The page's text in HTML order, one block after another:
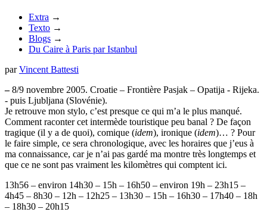
Extra →
Texto →
Blogs →
Du Caire à Paris par Istanbul
parVincent Battesti
–8/9 novembre 2005. Croatie – Frontière Pasjak – Opatija - Rijeka.
- puis Ljubljana (Slovénie).
Je retrouve mon stylo, c’est presque ce qui m’a le plus manqué.
Comment raconter cet intermède touristique peu banal ? De façon
tragique (il y a de quoi), comique (idem), ironique (idem)… ? Pour
le faire simple, ce sera chronologique, avec les horaires que j’eus à
ma connaissance, car je n’ai pas gardé ma montre très longtemps et
que ce ne sont pas vraiment les kilomètres qui comptent ici.
13h56 – environ 14h30 – 15h – 16h50 – environ 19h – 23h15 –
4h45 – 8h30 – 12h – 12h25 – 13h30 – 15h – 16h30 – 17h40 – 18h
– 18h30 – 20h15